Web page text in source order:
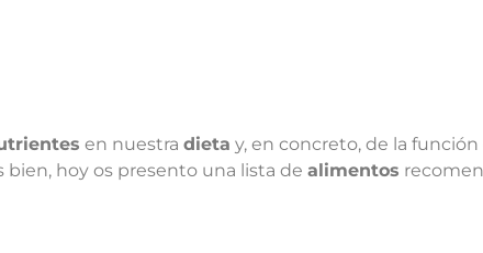
en nuestra dieta y, en concreto, de la
bien, hoy os presento una lista de alimentos